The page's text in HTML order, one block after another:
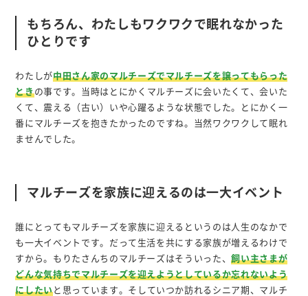
もちろん、わたしもワクワクで眠れなかった
ひとりです
わたしが中田さん家のマルチーズでマルチーズを譲ってもらった
ときの事です。当時はとにかくマルチーズに会いたくて、会いた
くて、震える（古い）いや心躍るような状態でした。とにかく一
番にマルチーズを抱きたかったのですね。当然ワクワクして眠れ
ませんでした。
マルチーズを家族に迎えるのは一大イベント
誰にとってもマルチーズを家族に迎えるというのは人生のなかで
も一大イベントです。だって生活を共にする家族が増えるわけで
すから。もりたさんちのマルチーズはそういった、飼い主さまが
どんな気持ちでマルチーズを迎えようとしているか忘れないよう
にしたいと思っています。そしていつか訪れるシニア期、マルチ